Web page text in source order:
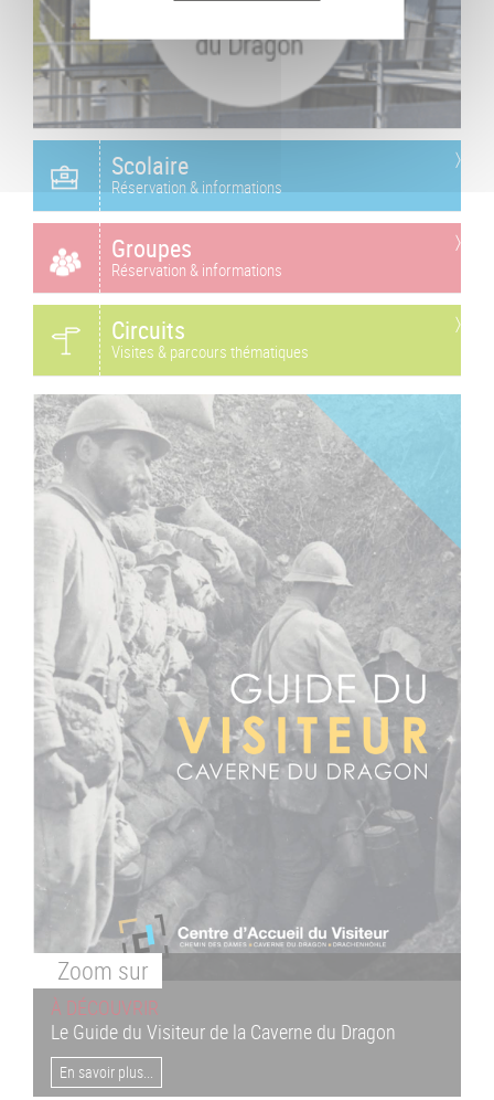
Scolaire
Réservation & informations
Groupes
Réservation & informations
Circuits
Visites & parcours thématiques
Zoom sur
À DÉCOUVRIR
Le Guide du Visiteur de la Caverne du Dragon
En savoir plus...